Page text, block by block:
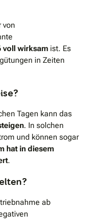
von
voll wirksam ist. Es
in Zeiten
Tagen kann das
. In solchen
und können sogar
hat in diesem
.
ab